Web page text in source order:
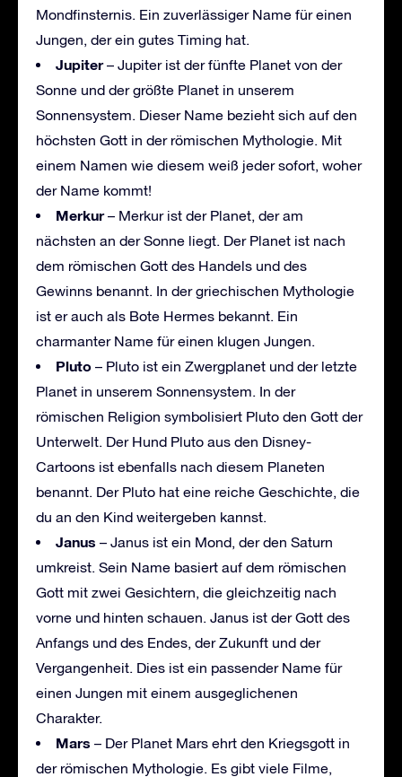
Mondfinsternis. Ein zuverlässiger Name für einen
Jungen, der ein gutes Timing hat.
Jupiter– Jupiter ist der fünfte Planet von der
Sonne und der größte Planet in unserem
Sonnensystem. Dieser Name bezieht sich auf den
höchsten Gott in der römischen Mythologie. Mit
einem Namen wie diesem weiß jeder sofort, woher
der Name kommt!
Merkur– Merkur ist der Planet, der am
nächsten an der Sonne liegt. Der Planet ist nach
dem römischen Gott des Handels und des
Gewinns benannt. In der griechischen Mythologie
ist er auch als Bote Hermes bekannt. Ein
charmanter Name für einen klugen Jungen.
Pluto – Pluto ist ein Zwergplanet und der letzte
Planet in unserem Sonnensystem. In der
römischen Religion symbolisiert Pluto den Gott der
Unterwelt. Der Hund Pluto aus den Disney-
Cartoons ist ebenfalls nach diesem Planeten
benannt. Der Pluto hat eine reiche Geschichte, die
du an den Kind weitergeben kannst.
Janus – Janus ist ein Mond, der den Saturn
umkreist. Sein Name basiert auf dem römischen
Gott mit zwei Gesichtern, die gleichzeitig nach
vorne und hinten schauen. Janus ist der Gott des
Anfangs und des Endes, der Zukunft und der
Vergangenheit. Dies ist ein passender Name für
einen Jungen mit einem ausgeglichenen
Charakter.
Mars – Der Planet Mars ehrt den Kriegsgott in
der römischen Mythologie. Es gibt viele Filme,